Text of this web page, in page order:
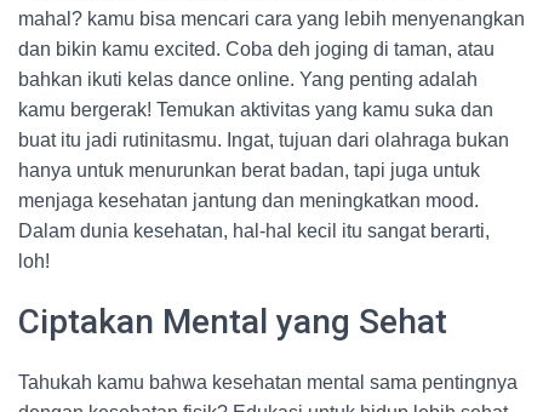
mahal? kamu bisa mencari cara yang lebih menyenangkan
dan bikin kamu excited. Coba deh joging di taman, atau
bahkan ikuti kelas dance online. Yang penting adalah
kamu bergerak! Temukan aktivitas yang kamu suka dan
buat itu jadi rutinitasmu. Ingat, tujuan dari olahraga bukan
hanya untuk menurunkan berat badan, tapi juga untuk
menjaga kesehatan jantung dan meningkatkan mood.
Dalam dunia kesehatan, hal-hal kecil itu sangat berarti,
loh!
Ciptakan Mental yang Sehat
Tahukah kamu bahwa kesehatan mental sama pentingnya